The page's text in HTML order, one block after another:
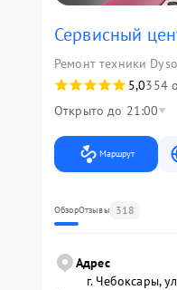
Сервисный
Ремонт техники
5,0354
Открыто до 21:00
Маршрут
ОбзорОтзывы 318
Адрес
г. Чебоксары,